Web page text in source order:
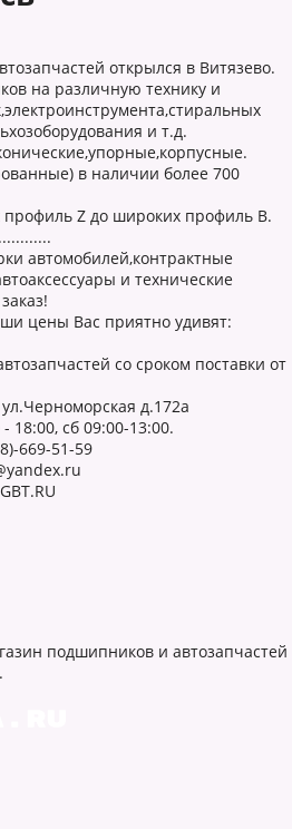
открылся в Витязево.
на различную технику и
и т.д.
в наличии более 700
Z до широких профиль B.
автомобилей,контрактные
и технические
цены Вас приятно удивят:
со сроком поставки от
д.172а
18:00, сб 09:00-13:00.
669-51-59
подшипников и автозапчастей